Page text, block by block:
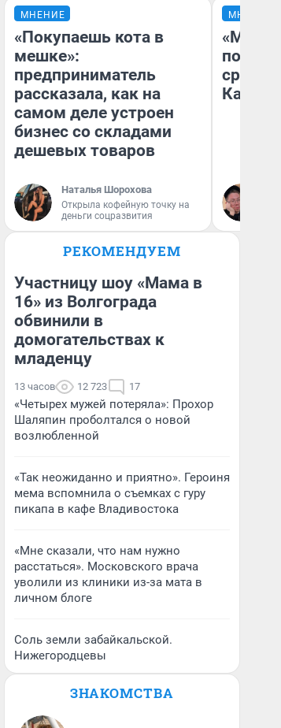
МНЕНИЕ
«Покупаешь кота в
мешке»:
предприниматель
рассказала, как на
самом деле устроен
бизнес со складами
дешевых товаров
Наталья Шорохова
Открыла кофейную точку на
деньги соцразвития
МНЕНИЕ
РЕКОМЕНДУЕМ
Участницу шоу «Мама в
16» из Волгограда
обвинили в
домогательствах к
младенцу
13 часов 12 723 17
«Четырех мужей потеряла»: Прохор
Шаляпин проболтался о новой
возлюбленной
«Так неожиданно и приятно». Героиня
мема вспомнила о съемках с гуру
пикапа в кафе Владивостока
«Мне сказали, что нам нужно
расстаться». Московского врача
уволили из клиники из-за мата в
личном блоге
Соль земли забайкальской.
Нижегородцевы
ЗНАКОМСТВА